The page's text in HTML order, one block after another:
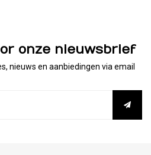
onze nieuwsbrief
nieuws en aanbiedingen via email